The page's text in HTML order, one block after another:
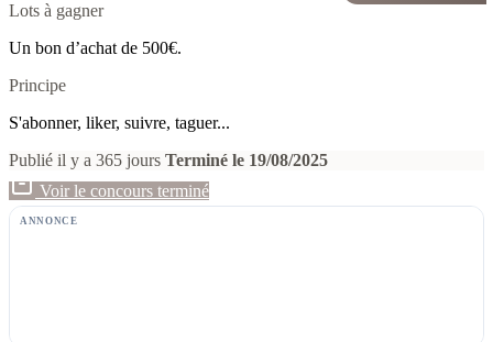
Lots à gagner
Un bon d’achat de 500€.
Principe
S'abonner, liker, suivre, taguer...
Publié il y a 365 jours Terminé le 19/08/2025
Voir le concours terminé
ANNONCE